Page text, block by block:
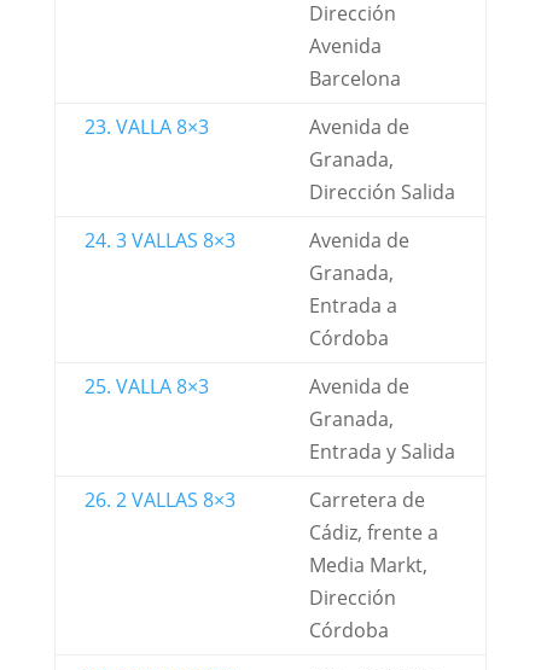
Dirección
Avenida
Barcelona
23. VALLA 8×3
Avenida de
Granada,
Dirección Salida
24. 3 VALLAS 8×3
Avenida de
Granada,
Entrada a
Córdoba
25. VALLA 8×3
Avenida de
Granada,
Entrada y Salida
26. 2 VALLAS 8×3
Carretera de
Cádiz, frente a
Media Markt,
Dirección
Córdoba